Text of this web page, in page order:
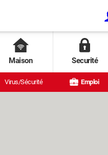
Maison Securité
Virus/Sécurité Emploi